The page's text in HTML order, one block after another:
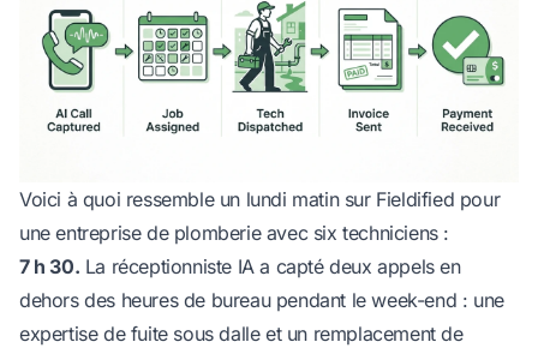
Voici à quoi ressemble un lundi matin sur Fieldified pour
une entreprise de plomberie avec six techniciens :
7 h 30. La réceptionniste IA a capté deux appels en
dehors des heures de bureau pendant le week-end : une
expertise de fuite sous dalle et un remplacement de